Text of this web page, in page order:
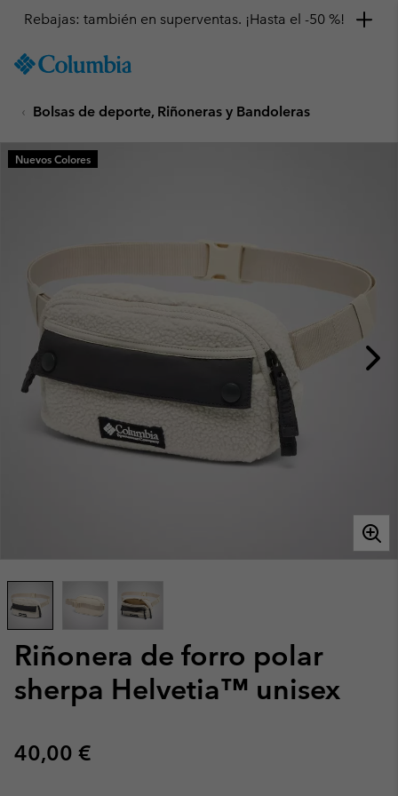
TO
SKIP
MAIN
NAV
Rebajas: también en superventas. ¡Hasta el -50 %!
Bolsas de deporte, Riñoneras y Bandoleras
Riñonera de forro polar
sherpa Helvetia™ unisex
Regular price:
40,00 €
Nuevos Colores